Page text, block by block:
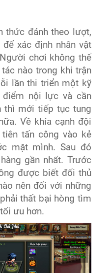
thức đánh theo lượt,
xác định nhân vật
chơi không thể
nào trong khi trận
lần thi triển một kỹ
nội lực và cần
thì mới tiếp tục tung
Về khía cạnh đội
tấn công vào kẻ
mặt mình. Sau đó
gần nhất. Trước
được biết đối thủ
nên đối với những
thất bại hòng tìm
ưu hơn.